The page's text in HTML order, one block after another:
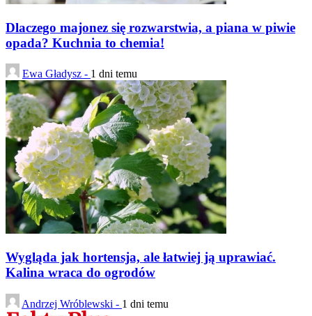
Dlaczego majonez się rozwarstwia, a piana w piwie
opada? Kuchnia to chemia!
Ewa Gładysz - 1 dni temu
Wygląda jak hortensja, ale łatwiej ją uprawiać.
Kalina wraca do ogrodów
Andrzej Wróblewski - 1 dni temu